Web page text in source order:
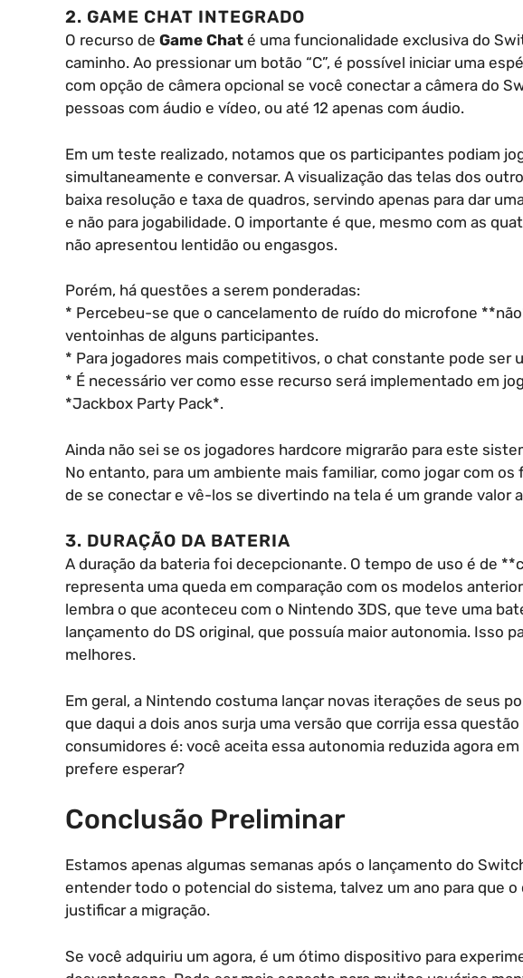
2. GAME CHAT INTEGRADO
O recurso de Game Chat é uma funcionalidade exclusiva do
caminho. Ao pressionar um botão “C”, é possível iniciar uma
com opção de câmera opcional se você conectar a câmera do
pessoas com áudio e vídeo, ou até 12 apenas com áudio.
Em um teste realizado, notamos que os participantes podiam
simultaneamente e conversar. A visualização das telas dos
baixa resolução e taxa de quadros, servindo apenas para dar
e não para jogabilidade. O importante é que, mesmo com as
não apresentou lentidão ou engasgos.
Porém, há questões a serem ponderadas:
* Percebeu-se que o cancelamento de ruído do microfone
ventoinhas de alguns participantes.
* Para jogadores mais competitivos, o chat constante pode ser
* É necessário ver como esse recurso será implementado em
*Jackbox Party Pack*.
Ainda não sei se os jogadores hardcore migrarão para este
No entanto, para um ambiente mais familiar, como jogar com
de se conectar e vê-los se divertindo na tela é um grande valor
3. DURAÇÃO DA BATERIA
A duração da bateria foi decepcionante. O tempo de uso é de
representa uma queda em comparação com os modelos
lembra o que aconteceu com o Nintendo 3DS, que teve uma
lançamento do DS original, que possuía maior autonomia. Isso
melhores.
Em geral, a Nintendo costuma lançar novas iterações de seus
que daqui a dois anos surja uma versão que corrija essa
consumidores é: você aceita essa autonomia reduzida agora
prefere esperar?
Conclusão Preliminar
Estamos apenas algumas semanas após o lançamento do
entender todo o potencial do sistema, talvez um ano para que
justificar a migração.
Se você adquiriu um agora, é um ótimo dispositivo para